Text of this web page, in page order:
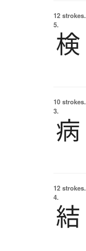
12 strokes.
5.
検
10 strokes.
3.
病
12 strokes.
4.
結